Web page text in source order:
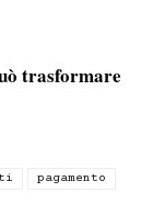
trasformare
pagamento